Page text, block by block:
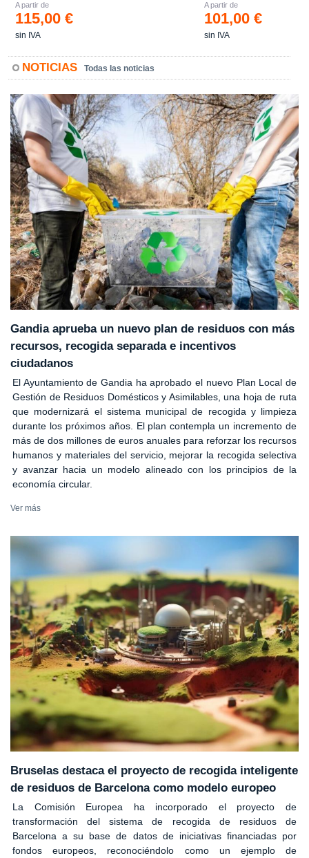
A partir de
115,00 €
sin IVA
A partir de
101,00 €
sin IVA
NOTICIAS Todas las noticias
Gandia aprueba un nuevo plan de residuos con más
recursos, recogida separada e incentivos
ciudadanos
El Ayuntamiento de Gandia ha aprobado el nuevo Plan Local de
Gestión de Residuos Domésticos y Asimilables, una hoja de ruta
que modernizará el sistema municipal de recogida y limpieza
durante los próximos años. El plan contempla un incremento de
más de dos millones de euros anuales para reforzar los recursos
humanos y materiales del servicio, mejorar la recogida selectiva
y avanzar hacia un modelo alineado con los principios de la
economía circular.
Ver más
Bruselas destaca el proyecto de recogida inteligente
de residuos de Barcelona como modelo europeo
La Comisión Europea ha incorporado el proyecto de
transformación del sistema de recogida de residuos de
Barcelona a su base de datos de iniciativas financiadas por
fondos europeos, reconociéndolo como un ejemplo de